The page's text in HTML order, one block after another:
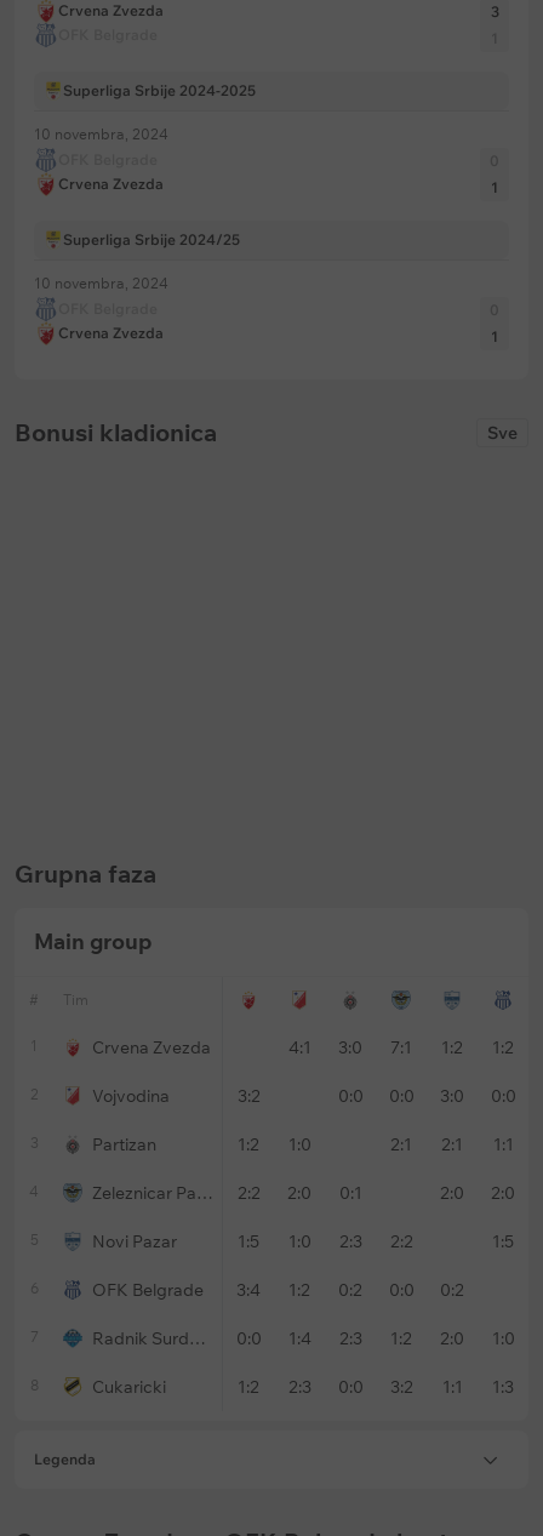
Crvena Zvezda
3
Superliga Srbije 2024-2025
10 novembra, 2024
Crvena Zvezda
1
Superliga Srbije 2024/25
10 novembra, 2024
Crvena Zvezda
1
Bonusi kladionica Sve
Grupna faza
Main group
# Tim
1 Crvena Zvezda 4:1 3:0 7:1 1:2 1:2
2 Vojvodina 3:2 0:0 0:0 3:0 0:0
3 Partizan 1:2 1:0 2:1 2:1 1:1
4 Zeleznicar Pancevo 2:2 2:0 0:1 2:0 2:0
5 Novi Pazar 1:5 1:0 2:3 2:2 1:5
6 OFK Belgrade 3:4 1:2 0:2 0:0 0:2
7 Radnik Surdulica 0:0 1:4 2:3 1:2 2:0 1:0
8 Cukaricki 1:2 2:3 0:0 3:2 1:1 1:3
Legenda